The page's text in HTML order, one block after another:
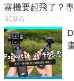
寨機要起飛了？
3C新品